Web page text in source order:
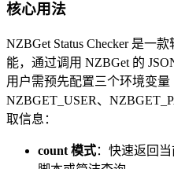
核心用法
NZBGet Status Checker 是一
能，通过调用 NZBGet 的
用户需预先配置三个环境变量
NZBGET_USER、
取信息：
count 模式：快速返回